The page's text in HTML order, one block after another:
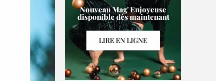
Nouveau Mag' Enjoyeuse
disponible dès maintenant
LIRE EN LIGNE